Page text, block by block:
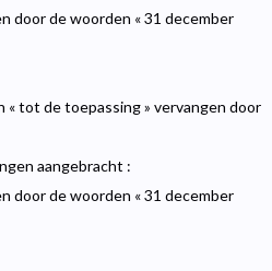
door de woorden « 31 december
« tot de toepassing » vervangen door
aangebracht :
door de woorden « 31 december